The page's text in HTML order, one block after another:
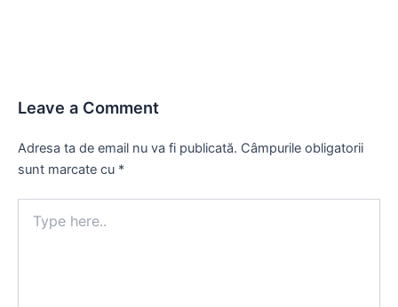
Leave a Comment
Adresa ta de email nu va fi publicată. Câmpurile obligatorii
sunt marcate cu *
here..